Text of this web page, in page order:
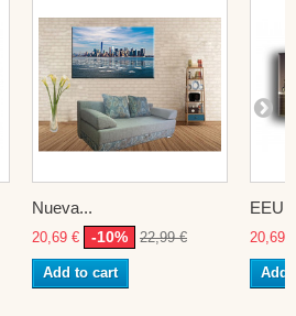
Nueva...
20,69 € -10% 22,99 €
Add to cart
20,69 €
Add